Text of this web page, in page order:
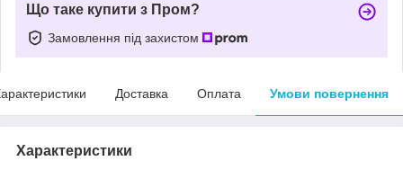
Що таке купити з Пром?
Замовлення під захистом
Доставка Оплата Умови повернення
Характеристики